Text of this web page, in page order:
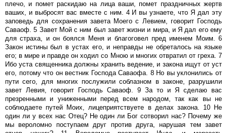
плечо, и помет раскидаю на лица ваши, помет праздничных жертв
ваших, и выбросят вас вместе с ним. 4 И вы узнаете, что Я дал эту
заповедь для сохранения завета Моего с Левием, говорит Господь
Саваоф. 5 Завет Мой с ним был завет жизни и мира, и Я дал его ему
для страха, и он боялся Меня и благоговел пред именем Моим. 6
Закон истины был в устах его, и неправды не обреталось на языке
его; в мире и правде он ходил со Мною и многих отвратил от греха. 7
Ибо уста священника должны хранить ведение, и закона ищут от уст
его, потому что он вестник Господа Саваофа. 8 Но вы уклонились от
пути сего, для многих послужили соблазном в законе, разрушили
завет Левия, говорит Господь Саваоф. 9 За то и Я сделаю вас
презренными и униженными перед всем народом, так как вы не
соблюдаете путей Моих, лицеприятствуете в делах закона. 10 Не
один ли у всех нас Отец? Не один ли Бог сотворил нас? Почему же
мы вероломно поступаем друг против друга, нарушая тем завет